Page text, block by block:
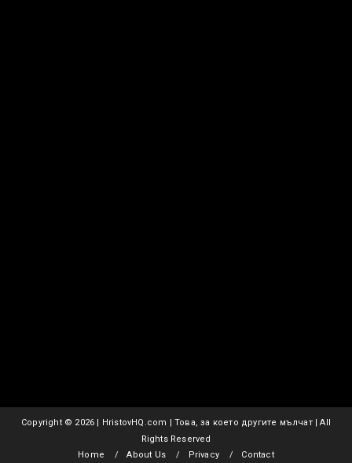
Copyright © 2026 | HristovHQ.com | Това, за което другите мълчат | All
Rights Reserved
Home
About Us Privacy Contact